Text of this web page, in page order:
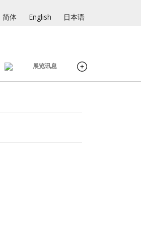
简体 English 日本语
展览讯息